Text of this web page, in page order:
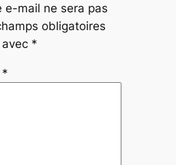
e-mail ne sera pas
obligatoires
*
*